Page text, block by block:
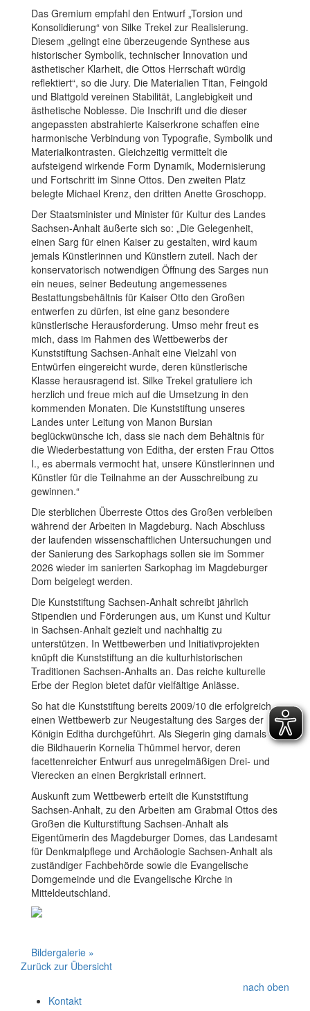
Das Gremium empfahl den Entwurf „Torsion und
Konsolidierung“ von Silke Trekel zur Realisierung.
Diesem „gelingt eine überzeugende Synthese aus
historischer Symbolik, technischer Innovation und
ästhetischer Klarheit, die Ottos Herrschaft würdig
reflektiert“, so die Jury. Die Materialien Titan, Feingold
und Blattgold vereinen Stabilität, Langlebigkeit und
ästhetische Noblesse. Die Inschrift und die dieser
angepassten abstrahierte Kaiserkrone schaffen eine
harmonische Verbindung von Typografie, Symbolik und
Materialkontrasten. Gleichzeitig vermittelt die
aufsteigend wirkende Form Dynamik, Modernisierung
und Fortschritt im Sinne Ottos. Den zweiten Platz
belegte Michael Krenz, den dritten Anette Groschopp.
Der Staatsminister und Minister für Kultur des Landes
Sachsen-Anhalt äußerte sich so: „Die Gelegenheit,
einen Sarg für einen Kaiser zu gestalten, wird kaum
jemals Künstlerinnen und Künstlern zuteil. Nach der
konservatorisch notwendigen Öffnung des Sarges nun
ein neues, seiner Bedeutung angemessenes
Bestattungsbehältnis für Kaiser Otto den Großen
entwerfen zu dürfen, ist eine ganz besondere
künstlerische Herausforderung. Umso mehr freut es
mich, dass im Rahmen des Wettbewerbs der
Kunststiftung Sachsen-Anhalt eine Vielzahl von
Entwürfen eingereicht wurde, deren künstlerische
Klasse herausragend ist. Silke Trekel gratuliere ich
herzlich und freue mich auf die Umsetzung in den
kommenden Monaten. Die Kunststiftung unseres
Landes unter Leitung von Manon Bursian
beglückwünsche ich, dass sie nach dem Behältnis für
die Wiederbestattung von Editha, der ersten Frau Ottos
I., es abermals vermocht hat, unsere Künstlerinnen und
Künstler für die Teilnahme an der Ausschreibung zu
gewinnen.“
Die sterblichen Überreste Ottos des Großen verbleiben
während der Arbeiten in Magdeburg. Nach Abschluss
der laufenden wissenschaftlichen Untersuchungen und
der Sanierung des Sarkophags sollen sie im Sommer
2026 wieder im sanierten Sarkophag im Magdeburger
Dom beigelegt werden.
Die Kunststiftung Sachsen-Anhalt schreibt jährlich
Stipendien und Förderungen aus, um Kunst und Kultur
in Sachsen-Anhalt gezielt und nachhaltig zu
unterstützen. In Wettbewerben und Initiativprojekten
knüpft die Kunststiftung an die kulturhistorischen
Traditionen Sachsen-Anhalts an. Das reiche kulturelle
Erbe der Region bietet dafür vielfältige Anlässe.
So hat die Kunststiftung bereits 2009/10 die erfolgreich
einen Wettbewerb zur Neugestaltung des Sarges der
Königin Editha durchgeführt. Als Siegerin ging damals
die Bildhauerin Kornelia Thümmel hervor, deren
facettenreicher Entwurf aus unregelmäßigen Drei- und
Vierecken an einen Bergkristall erinnert.
Auskunft zum Wettbewerb erteilt die Kunststiftung
Sachsen-Anhalt, zu den Arbeiten am Grabmal Ottos des
Großen die Kulturstiftung Sachsen-Anhalt als
Eigentümerin des Magdeburger Domes, das Landesamt
für Denkmalpflege und Archäologie Sachsen-Anhalt als
zuständiger Fachbehörde sowie die Evangelische
Domgemeinde und die Evangelische Kirche in
Mitteldeutschland.
Bildergalerie »
Zurück zur Übersicht
nach oben
Kontakt